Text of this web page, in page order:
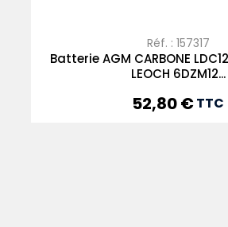
Réf. : 157317
Batterie AGM CARBONE
LEOCH 6DZM12...
Prix
52,80 €TTC